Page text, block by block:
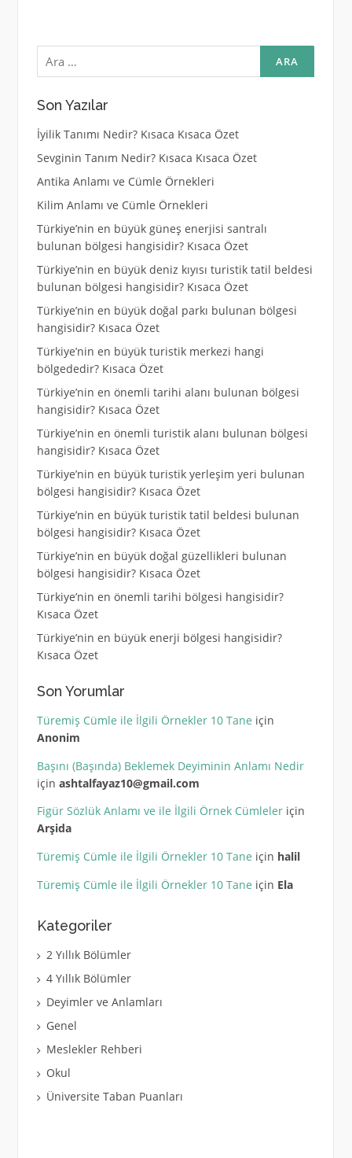
Arama:
Son Yazılar
İyilik Tanımı Nedir? Kısaca Kısaca Özet
Sevginin Tanım Nedir? Kısaca Kısaca Özet
Antika Anlamı ve Cümle Örnekleri
Kilim Anlamı ve Cümle Örnekleri
Türkiye’nin en büyük güneş enerjisi santralı
bulunan bölgesi hangisidir? Kısaca Özet
Türkiye’nin en büyük deniz kıyısı turistik tatil beldesi
bulunan bölgesi hangisidir? Kısaca Özet
Türkiye’nin en büyük doğal parkı bulunan bölgesi
hangisidir? Kısaca Özet
Türkiye’nin en büyük turistik merkezi hangi
bölgededir? Kısaca Özet
Türkiye’nin en önemli tarihi alanı bulunan bölgesi
hangisidir? Kısaca Özet
Türkiye’nin en önemli turistik alanı bulunan bölgesi
hangisidir? Kısaca Özet
Türkiye’nin en büyük turistik yerleşim yeri bulunan
bölgesi hangisidir? Kısaca Özet
Türkiye’nin en büyük turistik tatil beldesi bulunan
bölgesi hangisidir? Kısaca Özet
Türkiye’nin en büyük doğal güzellikleri bulunan
bölgesi hangisidir? Kısaca Özet
Türkiye’nin en önemli tarihi bölgesi hangisidir?
Kısaca Özet
Türkiye’nin en büyük enerji bölgesi hangisidir?
Kısaca Özet
Son Yorumlar
Türemiş Cümle ile İlgili Örnekler 10 Tane için
Anonim
Başını (Başında) Beklemek Deyiminin Anlamı Nedir
için ashtalfayaz10@gmail.com
Figür Sözlük Anlamı ve ile İlgili Örnek Cümleleriçin
Arşida
Türemiş Cümle ile İlgili Örnekler 10 Tane için halil
Türemiş Cümle ile İlgili Örnekler 10 Tane için Ela
Kategoriler
2 Yıllık Bölümler
4 Yıllık Bölümler
Deyimler ve Anlamları
Genel
Meslekler Rehberi
Okul
Üniversite Taban Puanları